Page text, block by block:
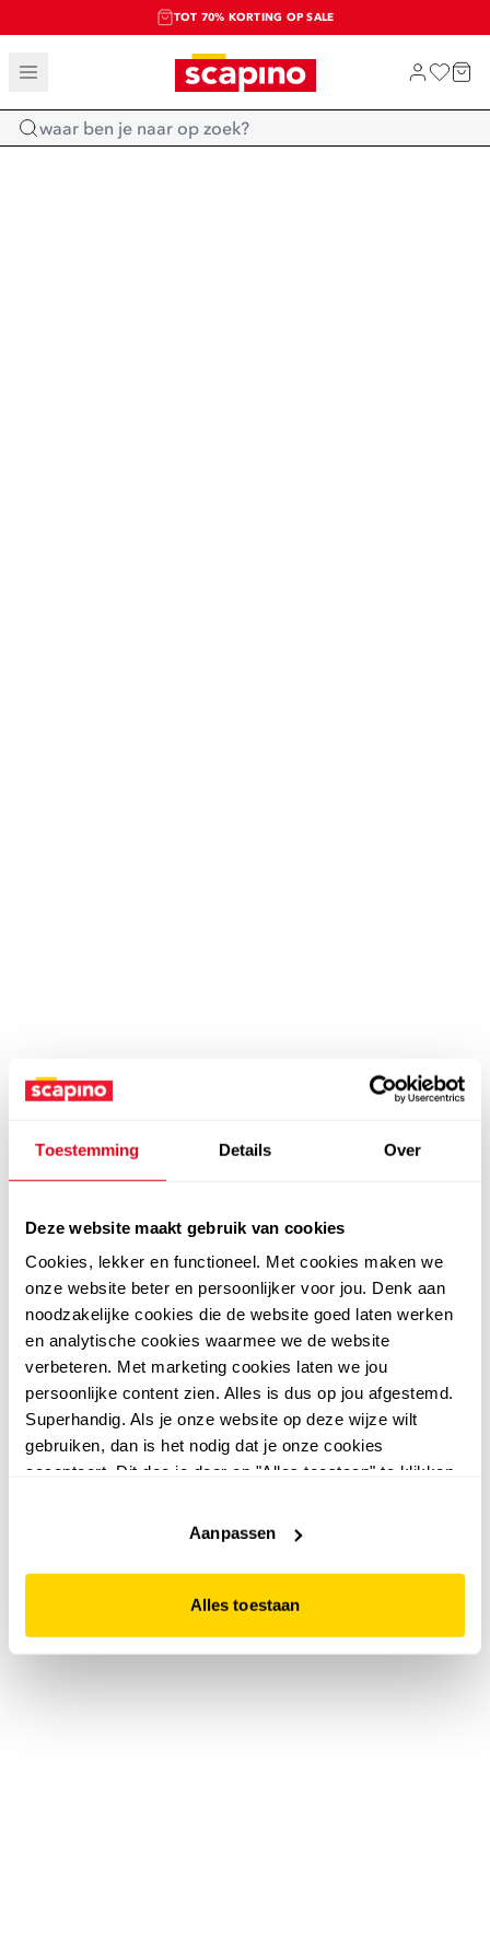
Toestemming Details Over
Deze website maakt gebruik van cookies
Cookies, lekker en functioneel. Met cookies maken we
onze website beter en persoonlijker voor jou. Denk aan
noodzakelijke cookies die de website goed laten werken
en analytische cookies waarmee we de website
verbeteren. Met marketing cookies laten we jou
persoonlijke content zien. Alles is dus op jou afgestemd.
Superhandig. Als je onze website op deze wijze wilt
gebruiken, dan is het nodig dat je onze cookies
accepteert. Dit doe je door op "Alles toestaan" te klikken.
website niet optimaal functioneert.
Aanpassen
Alles toestaan
TOT 70% KORTING OP SALE
SALE: LAATSTE KANS!
SHOP NIEUW
Home